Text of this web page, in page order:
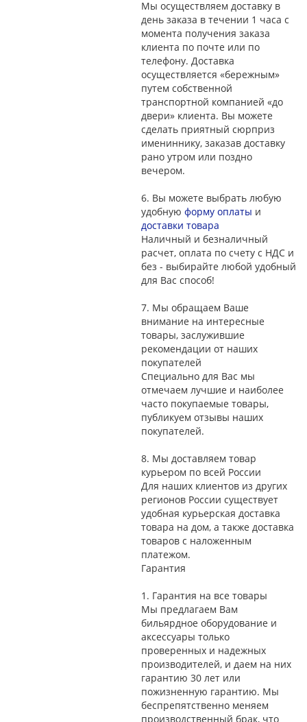
Мы осуществляем доставку в
день заказа в течении 1 часа с
момента получения заказа
клиента по почте или по
телефону. Доставка
осуществляется «бережным»
путем собственной
транспортной компанией «до
двери» клиента. Вы можете
сделать приятный сюрприз
имениннику, заказав доставку
рано утром или поздно
вечером.
6. Вы можете выбрать любую
удобную форму оплаты и
доставки товара
Наличный и безналичный
расчет, оплата по счету с НДС и
без - выбирайте любой удобный
для Вас способ!
7. Мы обращаем Ваше
внимание на интересные
товары, заслужившие
рекомендации от наших
покупателей
Специально для Вас мы
отмечаем лучшие и наиболее
часто покупаемые товары,
публикуем отзывы наших
покупателей.
8. Мы доставляем товар
курьером по всей России
Для наших клиентов из других
регионов России существует
удобная курьерская доставка
товара на дом, а также доставка
товаров с наложенным
платежом.
Гарантия
1. Гарантия на все товары
Мы предлагаем Вам
бильярдное оборудование и
аксессуары только
проверенных и надежных
производителей, и даем на них
гарантию 30 лет или
пожизненную гарантию. Мы
беспрепятственно меняем
производственный брак, что